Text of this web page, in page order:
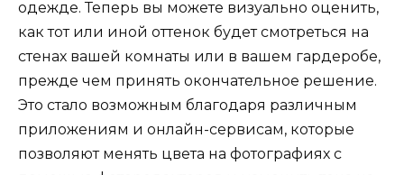
одежде. Теперь вы можете визуально оценить,
как тот или иной оттенок будет смотреться на
стенах вашей комнаты или в вашем гардеробе,
прежде чем принять окончательное решение.
Это стало возможным благодаря различным
приложениям и онлайн-сервисам, которые
позволяют менять цвета на фотографиях с